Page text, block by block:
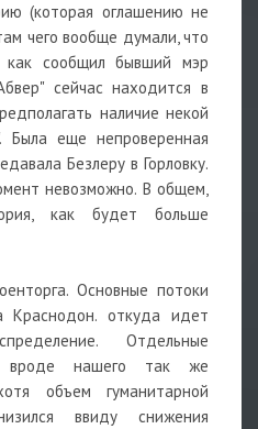
(которая оглашению не
чего вообще думали, что
сообщил бывший мэр
сейчас находится в
наличие некой
Была еще непроверенная
Безлеру в Горловку.
невозможно. В общем,
как будет больше
Основные потоки
Краснодон. откуда идет
Отдельные
вроде нашего так же
объем гуманитарной
ввиду снижения